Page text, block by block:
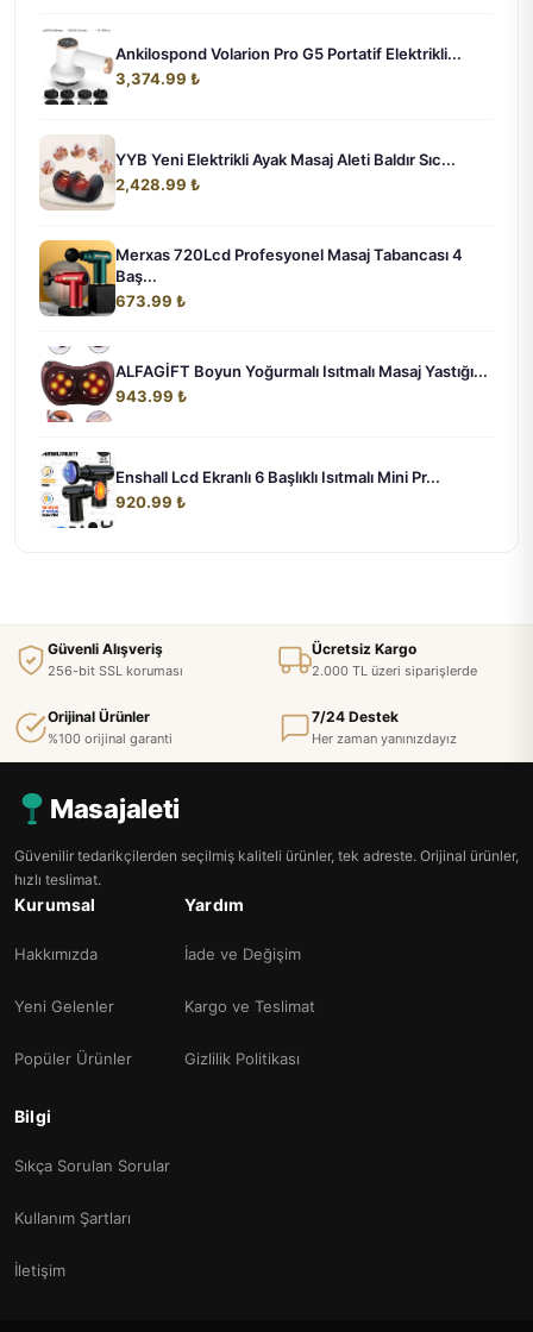
Ankilospond Volarion Pro G5 Portatif Elektrikli...
3,374.99 ₺
YYB Yeni Elektrikli Ayak Masaj Aleti Baldır Sıc...
2,428.99 ₺
Merxas 720Lcd Profesyonel Masaj Tabancası 4
Baş...
673.99 ₺
ALFAGİFT Boyun Yoğurmalı Isıtmalı Masaj Yastığı...
943.99 ₺
Enshall Lcd Ekranlı 6 Başlıklı Isıtmalı Mini Pr...
920.99 ₺
Güvenli Alışveriş
256-bit SSL koruması
Ücretsiz Kargo
2.000 TL üzeri siparişlerde
Orijinal Ürünler
%100 orijinal garanti
7/24 Destek
Her zaman yanınızdayız
Masajaleti
Güvenilir tedarikçilerden seçilmiş kaliteli ürünler, tek adreste. Orijinal ürünler,
hızlı teslimat.
Kurumsal
Hakkımızda
Yeni Gelenler
Popüler Ürünler
Yardım
İade ve Değişim
Kargo ve Teslimat
Gizlilik Politikası
Bilgi
Sıkça Sorulan Sorular
Kullanım Şartları
İletişim